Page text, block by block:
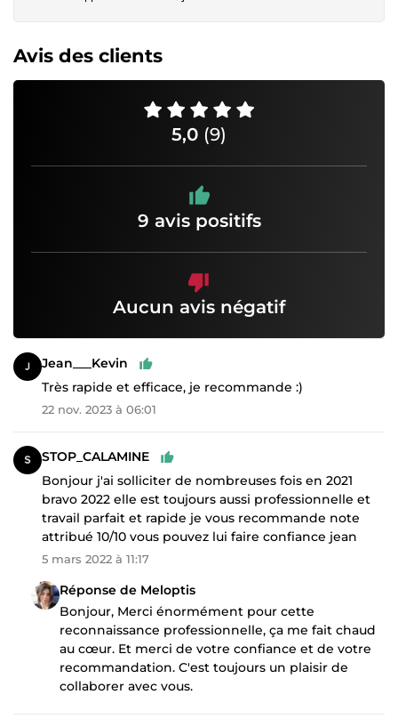
Avis des clients
5,0 (9)
9 avis positifs
Aucun avis négatif
Jean___Kevin
Très rapide et efficace, je recommande :)
22 nov. 2023 à 06:01
STOP_CALAMINE
Bonjour j'ai solliciter de nombreuses fois en 2021
bravo 2022 elle est toujours aussi professionnelle et
travail parfait et rapide je vous recommande note
attribué 10/10 vous pouvez lui faire confiance jean
5 mars 2022 à 11:17
Réponse de Meloptis
Bonjour, Merci énormément pour cette
reconnaissance professionnelle, ça me fait chaud
au cœur. Et merci de votre confiance et de votre
recommandation. C'est toujours un plaisir de
collaborer avec vous.